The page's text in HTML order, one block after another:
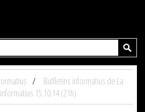
Butlletins informatius de La
15.10.14 (21h)